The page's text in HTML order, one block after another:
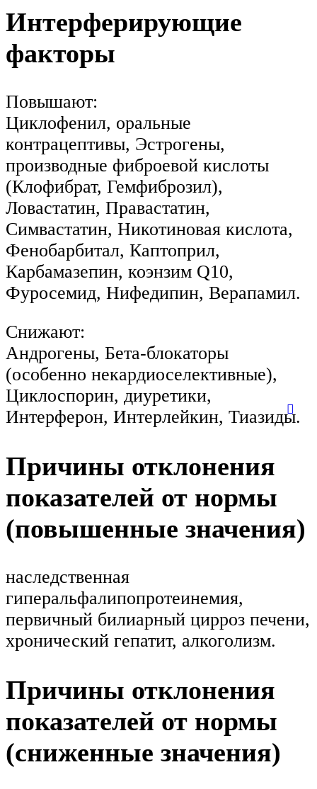
Интерферирующие
факторы
Повышают:
Циклофенил, оральные
контрацептивы, Эстрогены,
производные фиброевой кислоты
(Клофибрат, Гемфиброзил),
Ловастатин, Правастатин,
Симвастатин, Никотиновая кислота,
Фенобарбитал, Каптоприл,
Карбамазепин, коэнзим Q10,
Фуросемид, Нифедипин, Верапамил.
Снижают:
Андрогены, Бета-блокаторы
(особенно некардиоселективные),
Циклоспорин, диуретики,
Интерферон, Интерлейкин, Тиазиды.
Причины отклонения
показателей от нормы
(повышенные значения)
наследственная
гиперальфалипопротеинемия,
первичный билиарный цирроз печени,
хронический гепатит, алкоголизм.
Причины отклонения
показателей от нормы
(сниженные значения)